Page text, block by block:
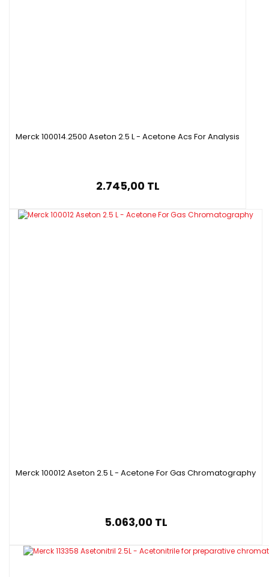
Merck 100014.2500 Aseton 2.5 L - Acetone Acs For Analysis
2.745,00 TL
Merck 100012 Aseton 2.5 L - Acetone For Gas Chromatography
5.063,00 TL